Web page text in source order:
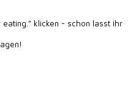
klicken - schon lasst ihr